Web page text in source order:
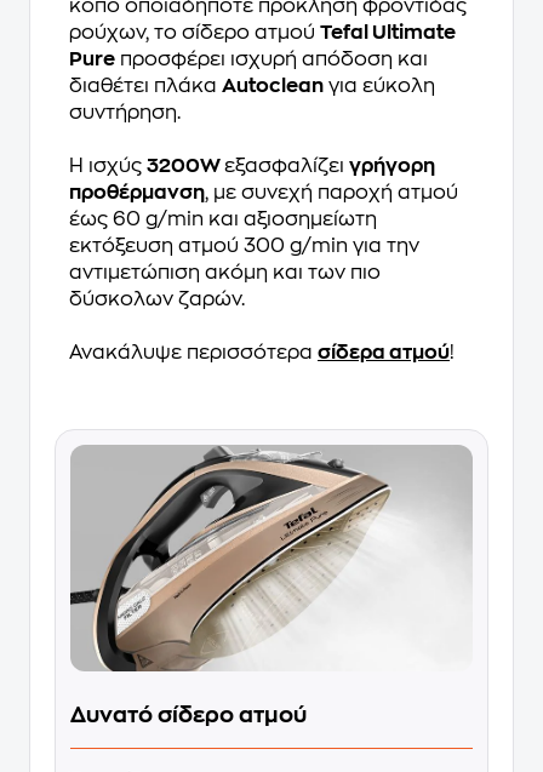
κόπο οποιαδήποτε πρόκληση φροντίδας
ρούχων, το σίδερο ατμού Tefal Ultimate
Pure προσφέρει ισχυρή απόδοση και
διαθέτει πλάκα Autoclean για εύκολη
συντήρηση.
Η ισχύς 3200Wεξασφαλίζει γρήγορη
προθέρμανση, με συνεχή παροχή ατμού
έως 60 g/min και αξιοσημείωτη
εκτόξευση ατμού 300 g/min για την
αντιμετώπιση ακόμη και των πιο
δύσκολων ζαρών.
Ανακάλυψε περισσότερα σίδερα ατμού!
Δυνατό σίδερο ατμού